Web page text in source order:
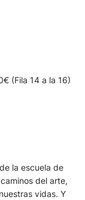
(Fila 14 a la 16)
la escuela de
del arte,
vidas. Y